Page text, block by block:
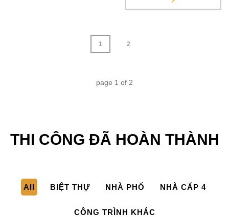
1 2
page 1 of 2
THI CÔNG ĐÃ HOÀN THÀNH
All BIỆT THỰ NHÀ PHỐ NHÀ CẤP 4
CÔNG TRÌNH KHÁC